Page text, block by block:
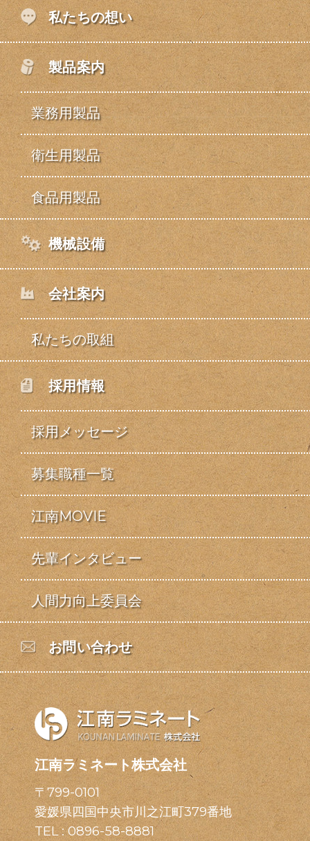
私たちの想い
製品案内
業務用製品
衛生用製品
食品用製品
機械設備
会社案内
私たちの取組
採用情報
採用メッセージ
募集職種一覧
江南MOVIE
先輩インタビュー
人間力向上委員会
お問い合わせ
江南ラミネート株式会社
〒799-0101
愛媛県四国中央市川之江町379番地
TEL :0896-58-8881